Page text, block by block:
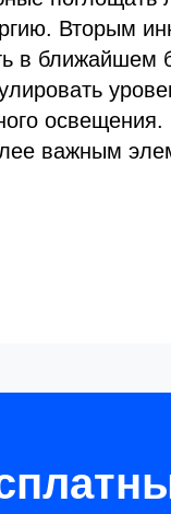
Вторым
в ближайшем
важным